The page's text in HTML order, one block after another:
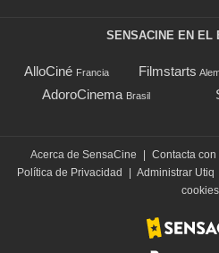
SENSACINE EN EL
AlloCiné Francia Filmstarts
AdoroCinema Brasil
Acerca de SensaCine Contacta con
Política de Privacidad
Administrar Utiq
cookies